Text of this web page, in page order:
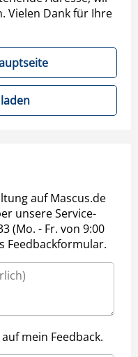
Vielen Dank für Ihre
auf Mascus.de
unsere Service-
(Mo. - Fr. von 9:00
Feedbackformular.
mein Feedback.